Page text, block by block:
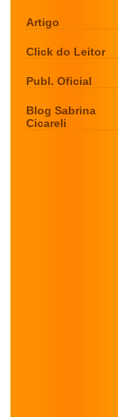
Artigo
Click do Leitor
Publ. Oficial
Blog Sabrina
Cicareli